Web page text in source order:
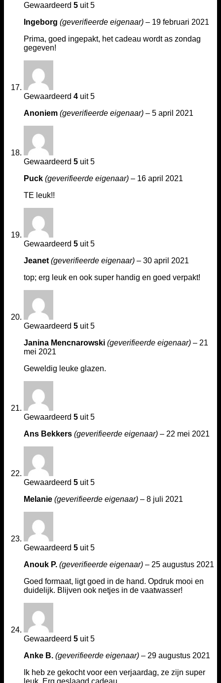
Gewaardeerd 5 uit 5
Ingeborg (geverifieerde eigenaar) – 19 februari 2021
Prima, goed ingepakt, het cadeau wordt as zondag
gegeven!
Gewaardeerd 4 uit 5
Anoniem (geverifieerde eigenaar) – 5 april 2021
Gewaardeerd 5 uit 5
Puck (geverifieerde eigenaar) – 16 april 2021
TE leuk!!
Gewaardeerd 5 uit 5
Jeanet (geverifieerde eigenaar) – 30 april 2021
top; erg leuk en ook super handig en goed verpakt!
Gewaardeerd 5 uit 5
Janina Mencnarowski (geverifieerde eigenaar) – 21
mei 2021
Geweldig leuke glazen.
Gewaardeerd 5 uit 5
Ans Bekkers (geverifieerde eigenaar) – 22 mei 2021
Gewaardeerd 5 uit 5
Melanie (geverifieerde eigenaar) – 8 juli 2021
Gewaardeerd 5 uit 5
Anouk P. (geverifieerde eigenaar) – 25 augustus 2021
Goed formaat, ligt goed in de hand. Opdruk mooi en
duidelijk. Blijven ook netjes in de vaatwasser!
Gewaardeerd 5 uit 5
Anke B. (geverifieerde eigenaar) – 29 augustus 2021
Ik heb ze gekocht voor een verjaardag, ze zijn super
leuk. Erg geslaagd cadeau